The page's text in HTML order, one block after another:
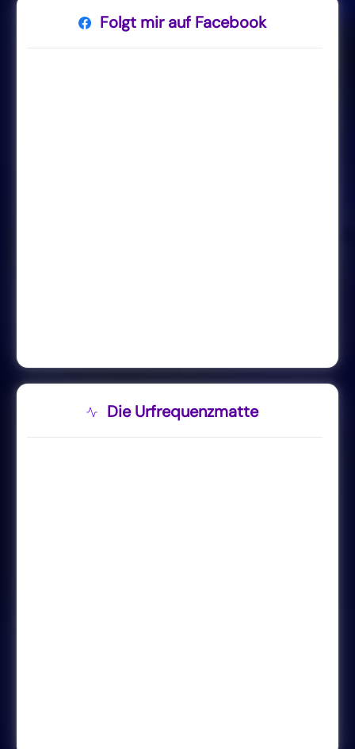
Folgt mir auf Facebook
Die Urfrequenzmatte